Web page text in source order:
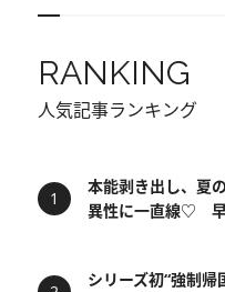
RANKING
人気記事ランキング
本能剥き出し、夏
異性に一直線♡ 早
シリーズ初“強制帰